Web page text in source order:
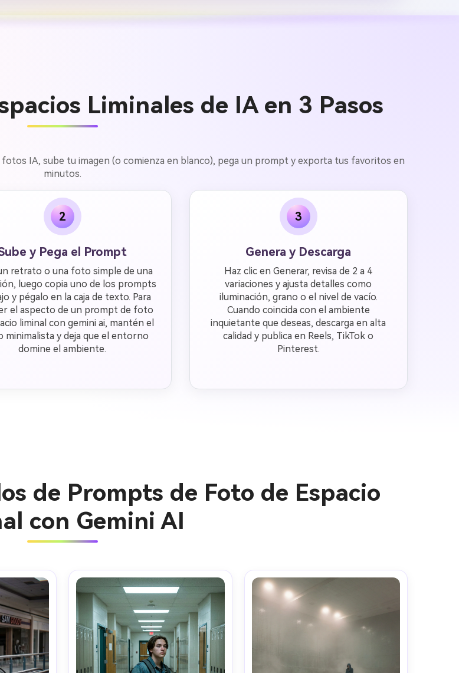
Liminales de IA en 3 Pasos
IA, sube tu imagen (o comienza en blanco), pega un prompt y exporta tus favoritos en
minutos.
2
y Pega el Prompt
retrato o una foto simple de una
luego copia uno de los prompts
y pégalo en la caja de texto. Para
el aspecto de un prompt de foto
liminal con gemini ai, mantén el
minimalista y deja que el entorno
domine el ambiente.
3
Genera y Descarga
Haz clic en Generar, revisa de 2 a 4
variaciones y ajusta detalles como
iluminación, grano o el nivel de vacío.
Cuando coincida con el ambiente
inquietante que deseas, descarga en alta
calidad y publica en Reels, TikTok o
Pinterest.
de Prompts de Foto de Espacio
con Gemini AI